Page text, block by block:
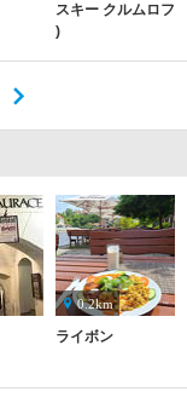
スキー クルムロフ
)
0.2km
ライボン